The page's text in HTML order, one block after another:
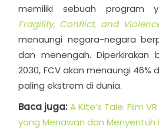
memiliki sebuah program
Fragility, Conflict, and
menaungi negara-negara
dan menengah. Diperkirakan
2030, FCV akan menaungi 46%
paling ekstrem di dunia.
Baca juga: A Kite’s Tale: Film
yang Menawan dan Menyentuh